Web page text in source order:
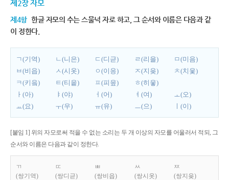
제2장 자모
제4항 한글 자모의 수는 스물넉 자로 하고, 그 순서와 이름은 다음과 같
이 정한다.
ㄱ(기역) ㄴ(니은) ㄷ(디귿) ㄹ(리을)
ㅁ(미음)
ㅂ(비읍)
ㅅ(시옷) ㅇ(이응) ㅈ(지읒)
ㅊ(치읓)
ㅋ(키읔)
ㅌ(티읕) ㅍ(피읖)
ㅎ(히읗)
ㅏ(아)
ㅑ(야) ㅓ(어) ㅕ(여)
ㅗ(오)
ㅛ(요)
ㅜ(우) ㅠ(유) ㅡ(으) ㅣ(이)
[붙임 1] 위의 자모로써 적을 수 없는 소리는 두 개 이상의 자모를 어울러서 적되, 그
순서와 이름은 다음과 같이 정한다.
ㄲ
(쌍기역)
ㄸ
(쌍디귿)
ㅃ
(쌍비읍)
ㅆ
(쌍시옷)
ㅉ
(쌍지읒)